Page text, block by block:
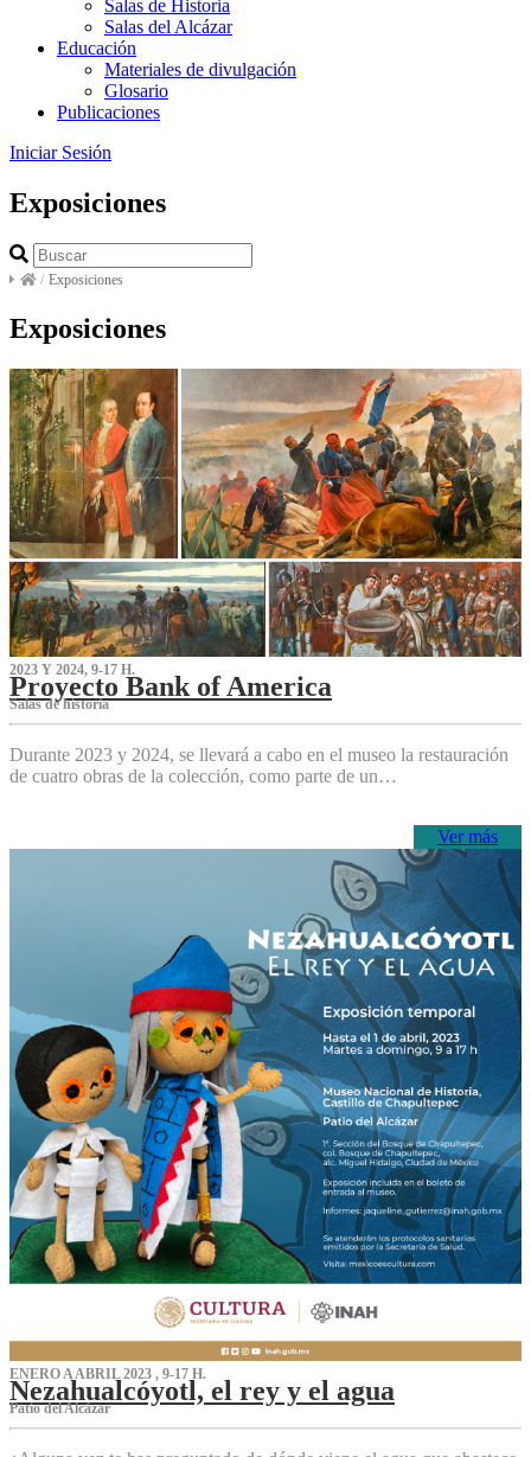
Salas de Historia
Salas del Alcázar
Educación
Materiales de divulgación
Glosario
Publicaciones
Iniciar Sesión
Exposiciones
/ Exposiciones
Exposiciones
2023 Y 2024, 9-17 H.
Proyecto Bank of America
S‌alas de historia
Durante 2023 y 2024, se llevará a cabo en el museo la restauración
de cuatro obras de la colección, como parte de un…
Ver más
ENERO A ABRIL 2023 , 9-17 H.
Nezahualcóyotl, el rey y el agua
Patio del Alcázar